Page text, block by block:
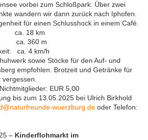
vorbei zum Schloßpark. Über zwei
wandern wir dann zurück nach Iphofen.
für einen Schlusshock in einem Café.
18 km
360 m
ca. 4 km/h
sowie Stöcke für den Auf- und
empfohlen. Brotzeit und Getränke für
EUR 5,00
bis zum 13.05.2025 bei Ulrich Birkhold
wuerzburg.de oder Telefon:
– Kinderflohmarkt im